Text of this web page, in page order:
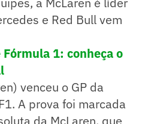
e Red Bull vem
Fórmula 1: conheça o
venceu o GP da
A prova foi marcada